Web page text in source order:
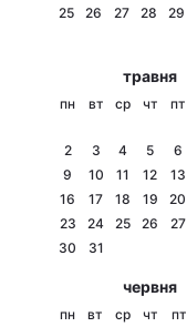
Головна
Економіка
Спорт
Техно і зв'язок
Зброя
25
26 27 28 29
травня
пн вт ср чт пт
2
3 4 5 6
9
10 11 12 13
16
17 18 19 20
23
24 25 26 27
30
31
червня
пн вт ср чт пт